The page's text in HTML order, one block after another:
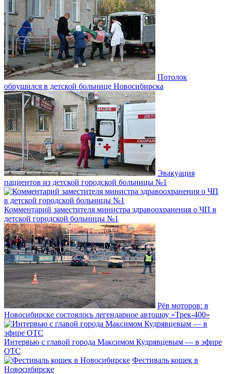
Потолок
обрушился в детской больнице Новосибирска
Эвакуация
пациентов из детской городской больницы №1
Комментарий заместителя министра здравоохранения о ЧП в
детской городской больницы №1
Рёв моторов: в
Новосибирске состоялось легендарное автошоу «Трек-400»
Интервью с главой города Максимом Кудрявцевым — в эфире
ОТС
Фестиваль кошек в
Новосибирске